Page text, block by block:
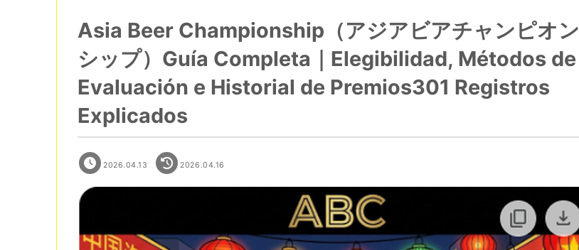
Asia Beer Championship（アジアビアチャンピオン
シップ）Guía Completa｜Elegibilidad, Métodos de
Evaluación e Historial de Premios301 Registros
Explicados
2026.04.13 2026.04.16